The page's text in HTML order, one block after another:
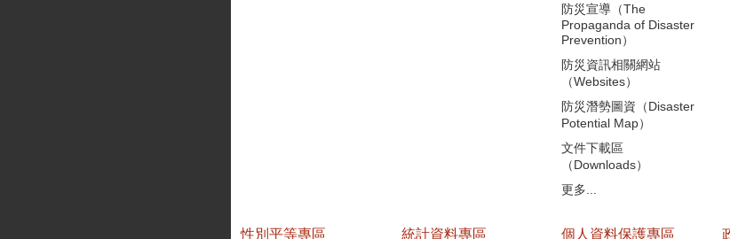
防災宣導（The
Propaganda of Disaster
Prevention）
防災資訊相關網站
（Websites）
防災潛勢圖資（Disaster
Potential Map）
文件下載區
（Downloads）
更多...
性別平等專區 統計資料專區 個人資料保護專區